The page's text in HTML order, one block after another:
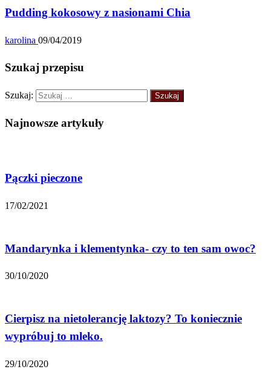
Pudding kokosowy z nasionami Chia
karolina 09/04/2019
Szukaj przepisu
Szukaj:
Najnowsze artykuły
Pączki pieczone
17/02/2021
Mandarynka i klementynka- czy to ten sam owoc?
30/10/2020
Cierpisz na nietolerancję laktozy? To koniecznie
wypróbuj to mleko.
29/10/2020